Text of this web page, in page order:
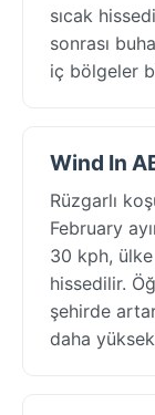
sıcak
sonrası
iç bölgeler
Wind In
Rüzgarlı
February
30 kph,
hissedilir.
şehirde
daha